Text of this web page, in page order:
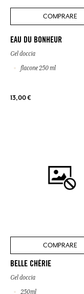
COMPRARE
EAU DU BONHEUR
Gel doccia
flacone 250 ml
13,00 €
COMPRARE
BELLE CHÉRIE
Gel doccia
250ml